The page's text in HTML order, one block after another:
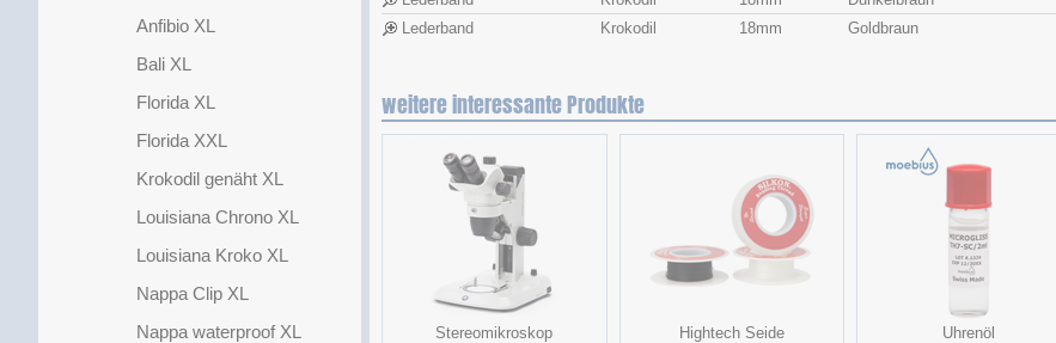
Anfibio XL
Bali XL
Florida XL
Florida XXL
Krokodil genäht XL
Louisiana Chrono XL
Louisiana Kroko XL
Nappa Clip XL
Nappa waterproof XL
Lederband
Krokodil 18mm Goldbraun
weitere interessante Produkte
Stereomikroskop Hightech Seide Uhrenöl